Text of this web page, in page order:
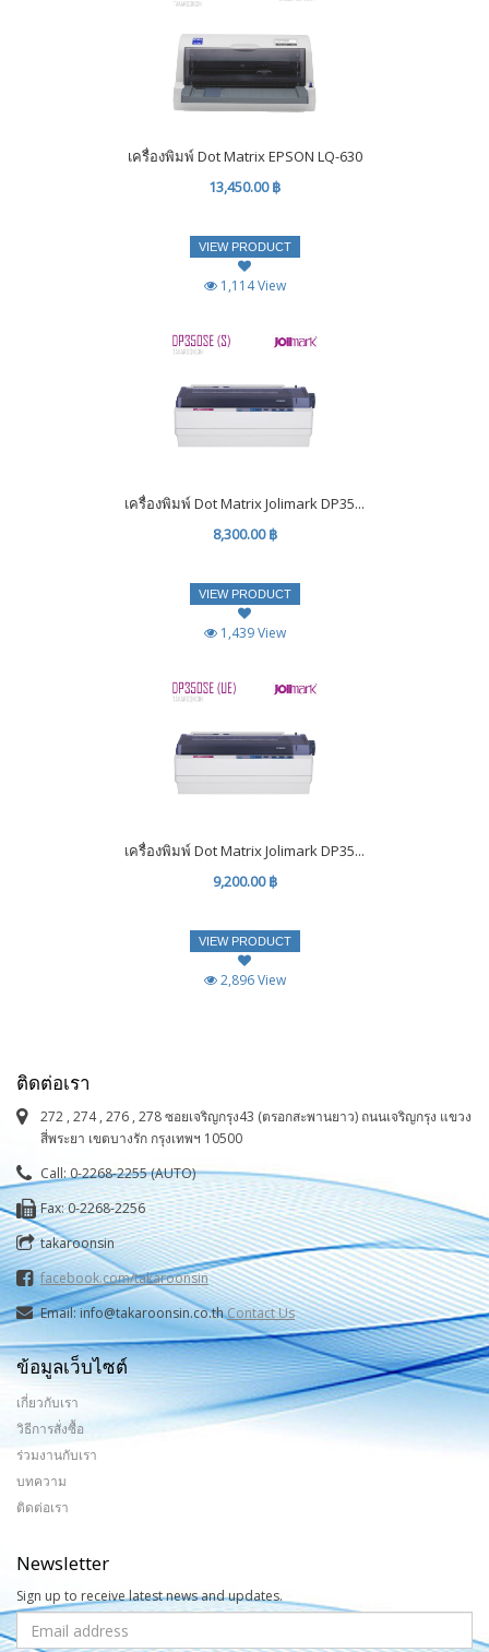
เครื่องพิมพ์ Dot Matrix EPSON LQ-630
13,450.00 ฿
VIEW PRODUCT
1,114 View
เครื่องพิมพ์ Dot Matrix Jolimark DP35...
8,300.00 ฿
VIEW PRODUCT
1,439 View
เครื่องพิมพ์ Dot Matrix Jolimark DP35...
9,200.00 ฿
VIEW PRODUCT
2,896 View
ติดต่อเรา
272 , 274 , 276 , 278 ซอยเจริญกรุง43 (ตรอกสะพานยาว) ถนนเจริญกรุง แขวง
สี่พระยา เขตบางรัก กรุงเทพฯ 10500
Call: 0-2268-2255 (AUTO)
Fax: 0-2268-2256
takaroonsin
facebook.com/takaroonsin
Email: info@takaroonsin.co.thContact Us
ข้อมูลเว็บไซต์
เกี่ยวกับเรา
วิธีการสั่งซื้อ
ร่วมงานกับเรา
บทความ
ติดต่อเรา
Newsletter
Sign up to receive latest news and updates.